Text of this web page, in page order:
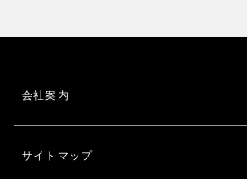
会社案内
サイトマップ